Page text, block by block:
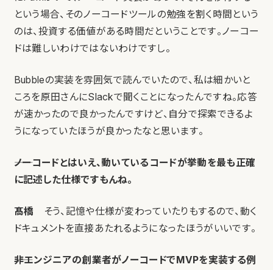
という場合、そのノーコードツールの勉強を割く時間という
のは、投資する価値がある時間だということです。ノーコー
ドは難しいわけではないわけですし。
Bubbleの実装を雰囲気で読んでいたので、私は細かいと
ころを原田さんにSlackで聞くことになったんですね。応答
が速かったので良かったんですけど、自分で探索できるよ
うになっていたほうが良かったなと思います。
――ノーコードとはいえ、動いているコードが挙動を最も正確
に記述した仕様ですもんね。
髙橋 そう、記憶や仕様が変わっていたりもするので、動く
ドキュメントを直接あたれるようになったほうがいいです。
――非エンジニアの創業者がノーコードでMVPを実装する例